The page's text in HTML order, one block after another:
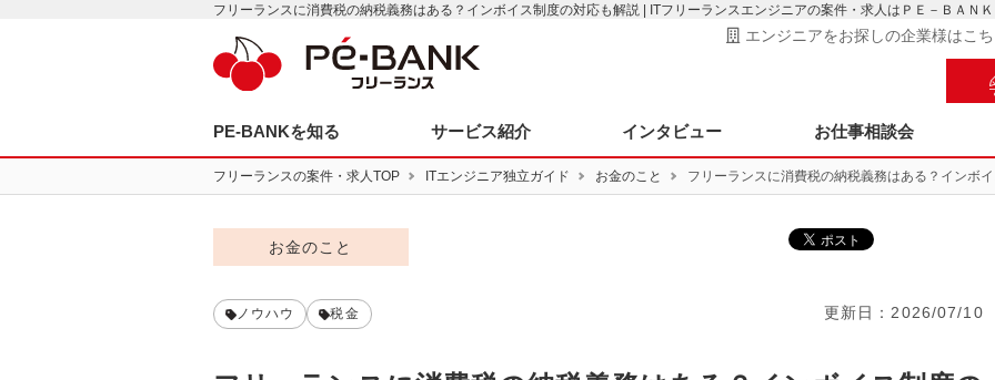
フリーランスに消費税の納税義務はある？インボイス制度の対応も解説 | ITフリーランスエンジニアの案件・求人はＰＥ－ＢＡＮＫ
エンジニアをお探しの企業様はこ
PE-BANKを知る サービス紹介 インタビュー お仕事相談会
フリーランスの案件・求人TOP ITエンジニア独立ガイド お金のこと フリーランスに消費税の納税義務はある？インボ
お金のこと
ノウハウ 税金 更新日： 2026/07/10